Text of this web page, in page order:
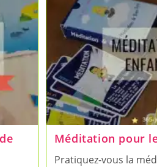
Méditation pour
Pratiquez-vous la